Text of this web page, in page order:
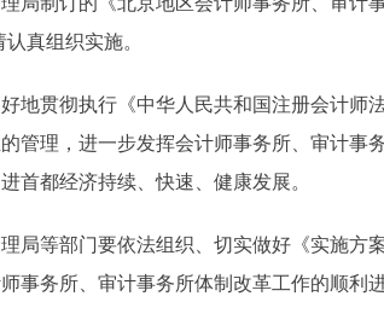
真组织实施。
贯彻执行《中华人民共和国注册会计师
管理，进一步发挥会计师事务所、审计事
首都经济持续、快速、健康发展。
等部门要依法组织、切实做好《实施方
事务所、审计事务所体制改革工作的顺利进